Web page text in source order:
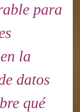
para
la
datos
qué